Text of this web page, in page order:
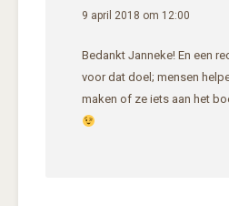
9 april 2018 om 12:00
Bedankt Janneke! En een
voor dat doel; mensen
maken of ze iets aan het